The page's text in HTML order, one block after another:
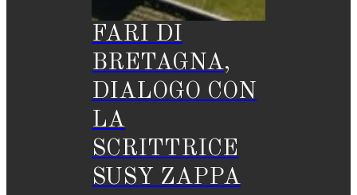
FARI DI
BRETAGNA,
DIALOGO CON
LA
SCRITTRICE
SUSY ZAPPA